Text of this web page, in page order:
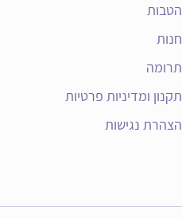
הטבות
חנות
תרומה
תקנון ומדיניות פרטיות
הצהרת נגישות